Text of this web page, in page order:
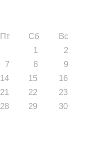
Пт Сб
Вс
1
2
7 8
9
14 15
16
21 22
23
28 29
30